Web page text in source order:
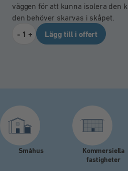
väggen för att kunna isolera den
den behöver skarvas i skåpet.
- + Lägg till i offert
Småhus
Kommersiella
fastigheter